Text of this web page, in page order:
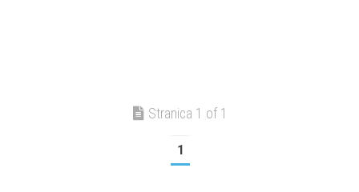
Stranica 1 of 1
1